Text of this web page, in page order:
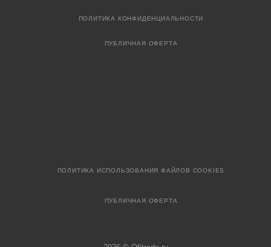
ПОЛИТИКА КОНФИДЕНЦИАЛЬНОСТИ
ПУБЛИЧНАЯ ОФЕРТА
ПОЛИТИКА ИСПОЛЬЗОВАНИЯ ФАЙЛОВ COOKIES
ПУБЛИЧНАЯ ОФЕРТА